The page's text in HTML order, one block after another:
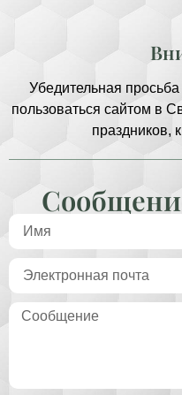
Убедительная
пользоваться сайтом в
праздников,